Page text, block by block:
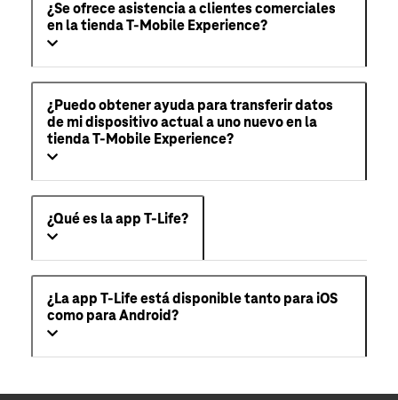
¿Se ofrece asistencia a clientes comerciales
en la tienda T-Mobile Experience?
¿Puedo obtener ayuda para transferir datos
de mi dispositivo actual a uno nuevo en la
tienda T-Mobile Experience?
¿Qué es la app T-Life?
¿La app T-Life está disponible tanto para iOS
como para Android?